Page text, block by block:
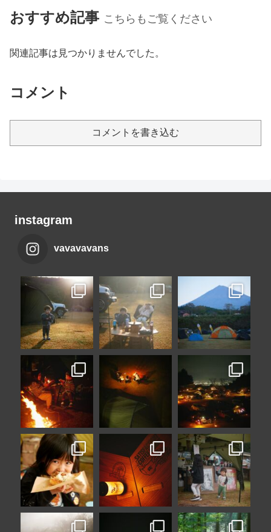
おすすめ記事 こちらもご覧ください
関連記事は見つかりませんでした。
コメント
コメントを書き込む
instagram
vavavavans